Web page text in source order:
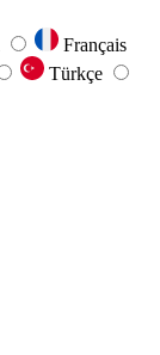
Français
Türkçe